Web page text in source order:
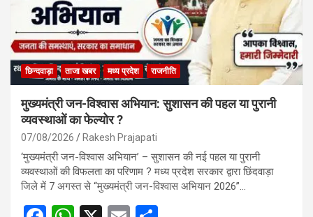
छिन्दवाड़ा ताजा खबर मध्य प्रदेश राजनीति
मुख्यमंत्री जन-विश्वास अभियान: सुशासन की पहल या पुरानी
व्यवस्थाओं का फेल्योर ?
07/08/2026 Rakesh Prajapati
‘मुख्यमंत्री जन-विश्वास अभियान’ – सुशासन की नई पहल या पुरानी
व्यवस्थाओं की विफलता का परिणाम ? मध्य प्रदेश सरकार द्वारा छिंदवाड़ा
जिले में 7 अगस्त से “मुख्यमंत्री जन-विश्वास अभियान 2026”…